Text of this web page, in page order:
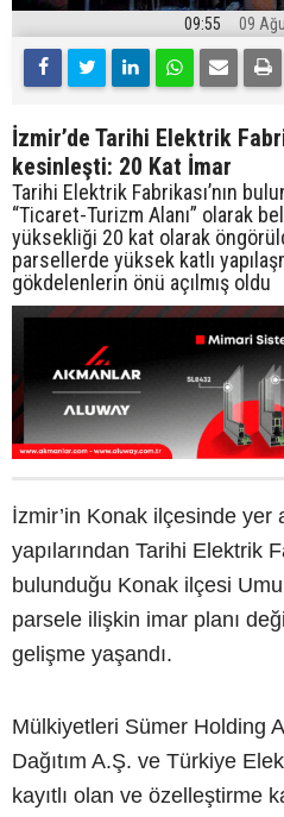
09:55 09
İzmir’de Tarihi Elektrik
kesinleşti: 20 Kat İmar
Tarihi Elektrik Fabrikası’nın
“Ticaret-Turizm Alanı” olarak
yüksekliği 20 kat olarak
parsellerde yüksek katlı
gökdelenlerin önü açılmış oldu
İzmir’in Konak ilçesinde yer
yapılarından Tarihi Elektrik
bulunduğu Konak ilçesi
parsele ilişkin imar planı
gelişme yaşandı.
Mülkiyetleri Sümer Holding
Dağıtım A.Ş. ve Türkiye
kayıtlı olan ve özelleştirme